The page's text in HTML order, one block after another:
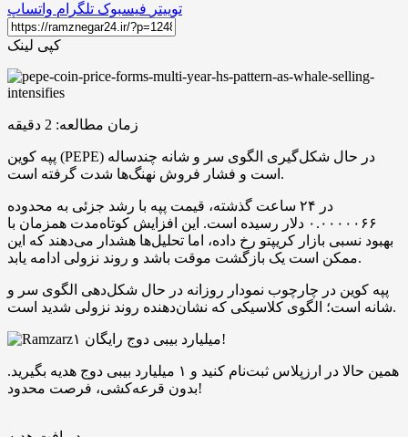
توییتر فیسبوک تلگرام واتساپ
کپی لینک
زمان مطالعه: 2 دقیقه
پپه کوین (PEPE) در حال شکل‌گیری الگوی سر و شانه چندساله
است و فشار فروش نهنگ‌ها شدت گرفته است.
در ۲۴ ساعت گذشته، قیمت پپه با رشد جزئی به محدوده
۰.۰۰۰۰۰۶۶ دلار رسیده است. این افزایش کوتاه‌مدت همزمان با
بهبود نسبی بازار کریپتو رخ داده، اما تحلیل‌ها هشدار می‌دهند که این
ممکن است یک بازگشت موقت باشد و روند نزولی ادامه یابد.
پپه کوین در چارچوب نمودار روزانه در حال شکل‌دهی الگوی سر و
شانه است؛ الگوی کلاسیکی که نشان‌دهنده روند نزولی شدید است.
۱ میلیارد بیبی دوج رایگان!
همین حالا در ارزپلاس ثبت‌نام کنید و ۱ میلیارد بیبی دوج هدیه بگیرید.
بدون قرعه‌کشی، فرصت محدود!